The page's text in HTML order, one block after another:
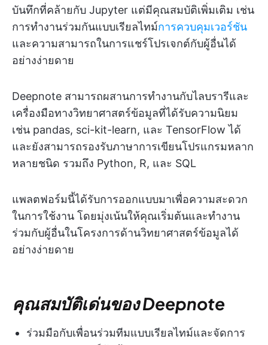
บันทึกที่คล้ายกับ Jupyter แต่มีคุณสมบัติเพิ่มเติม เช่น
การทำงานร่วมกันแบบเรียลไทม์การควบคุมเวอร์ชัน
และความสามารถในการแชร์โปรเจกต์กับผู้อื่นได้
อย่างง่ายดาย
Deepnote สามารถผสานการทำงานกับไลบรารีและ
เครื่องมือทางวิทยาศาสตร์ข้อมูลที่ได้รับความนิยม
เช่น pandas, sci-kit-learn, และ TensorFlow ได้
และยังสามารถรองรับภาษาการเขียนโปรแกรมหลาก
หลายชนิด รวมถึง Python, R, และ SQL
แพลตฟอร์มนี้ได้รับการออกแบบมาเพื่อความสะดวก
ในการใช้งาน โดยมุ่งเน้นให้คุณเริ่มต้นและทำงาน
ร่วมกับผู้อื่นในโครงการด้านวิทยาศาสตร์ข้อมูลได้
อย่างง่ายดาย
คุณสมบัติเด่นของ Deepnote
ร่วมมือกับเพื่อนร่วมทีมแบบเรียลไทม์และจัดการ